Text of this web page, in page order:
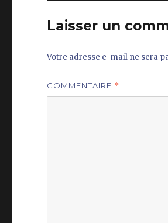
Laisser un
Votre adresse e-mail ne sera
COMMENTAIRE *